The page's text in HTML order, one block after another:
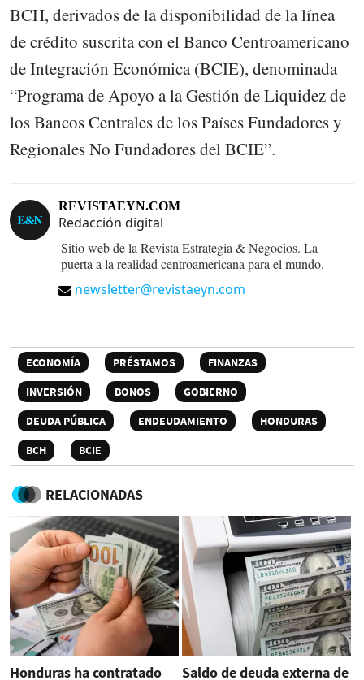
BCH, derivados de la disponibilidad de la línea
de crédito suscrita con el Banco Centroamericano
de Integración Económica (BCIE), denominada
“Programa de Apoyo a la Gestión de Liquidez de
los Bancos Centrales de los Países Fundadores y
Regionales No Fundadores del BCIE”.
REVISTAEYN.COM
Redacción digital
Sitio web de la Revista Estrategia & Negocios. La
puerta a la realidad centroamericana para el mundo.
newsletter@revistaeyn.com
ECONOMÍA PRÉSTAMOS
FINANZAS
INVERSIÓN
BONOS
GOBIERNO
DEUDA PÚBLICA
ENDEUDAMIENTO
HONDURAS
BCH
BCIE
RELACIONADAS
Honduras ha contratado
Saldo de deuda externa de